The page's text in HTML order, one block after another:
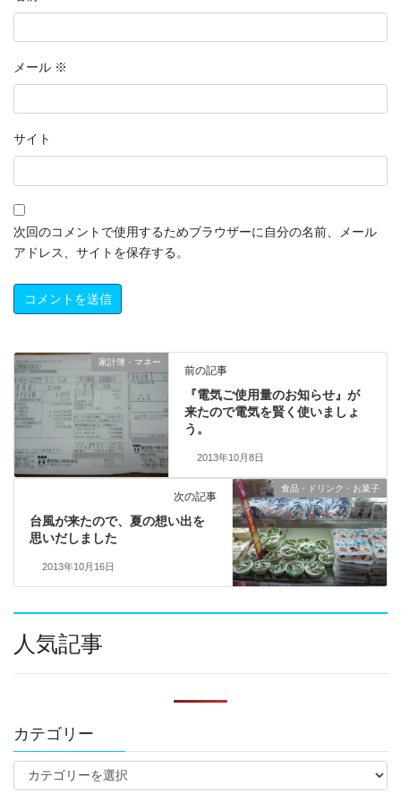
メール ※
サイト
次回のコメントで使用するためブラウザーに自分の名前、メール
アドレス、サイトを保存する。
家計簿・マネー
前の記事
『電気ご使用量のお知らせ』が
来たので電気を賢く使いましょ
う。
2013年10月8日
食品・ドリンク・お菓子
次の記事
台風が来たので、夏の想い出を
思いだしました
2013年10月16日
人気記事
カテゴリー
テ